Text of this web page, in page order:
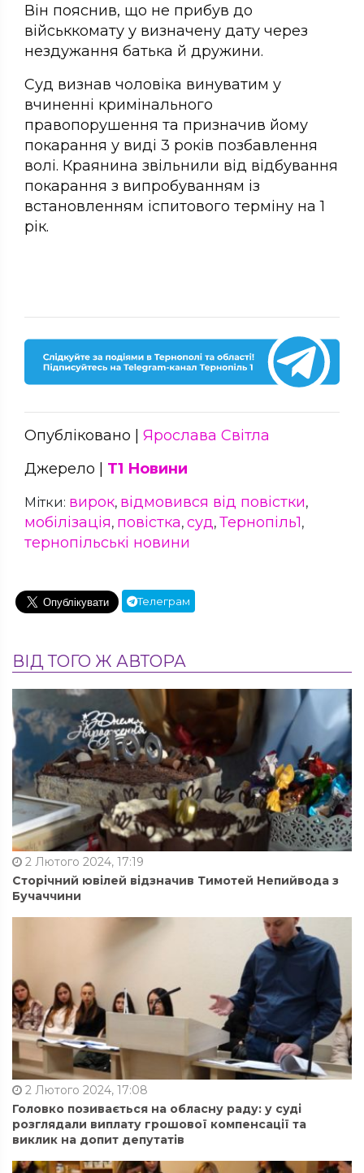
Він пояснив, що не прибув до
військкомату у визначену дату через
нездужання батька й дружини.
Суд визнав чоловіка винуватим у
вчиненні кримінального
правопорушення та призначив йому
покарання у виді 3 років позбавлення
волі. Краянина звільнили від відбування
покарання з випробуванням із
встановленням іспитового терміну на 1
рік.
Опубліковано | Ярослава Світла
Джерело | Т1 Новини
Мітки: вирок, відмовився від повістки,
мобілізація, повістка, суд, Тернопіль1,
тернопільські новини
Телеграм
ВІД ТОГО Ж АВТОРА
2 Лютого 2024, 17:19
Сторічний ювілей відзначив Тимотей Непийвода з
Бучаччини
2 Лютого 2024, 17:08
Головко позивається на обласну раду: у суді
розглядали виплату грошової компенсації та
виклик на допит депутатів